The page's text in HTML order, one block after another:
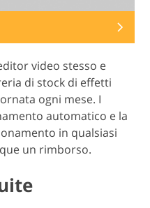
video stesso e
di stock di effetti
ogni mese. I
automatico e la
in qualsiasi
un rimborso.